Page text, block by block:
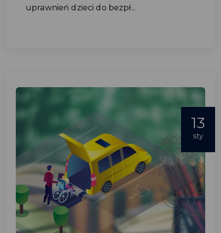
uprawnień dzieci do bezpł...
13
sty